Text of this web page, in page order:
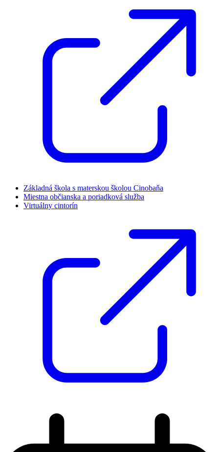
Základná škola s materskou školou Cinobaňa
Miestna občianska a poriadková služba
Virtuálny cintorín